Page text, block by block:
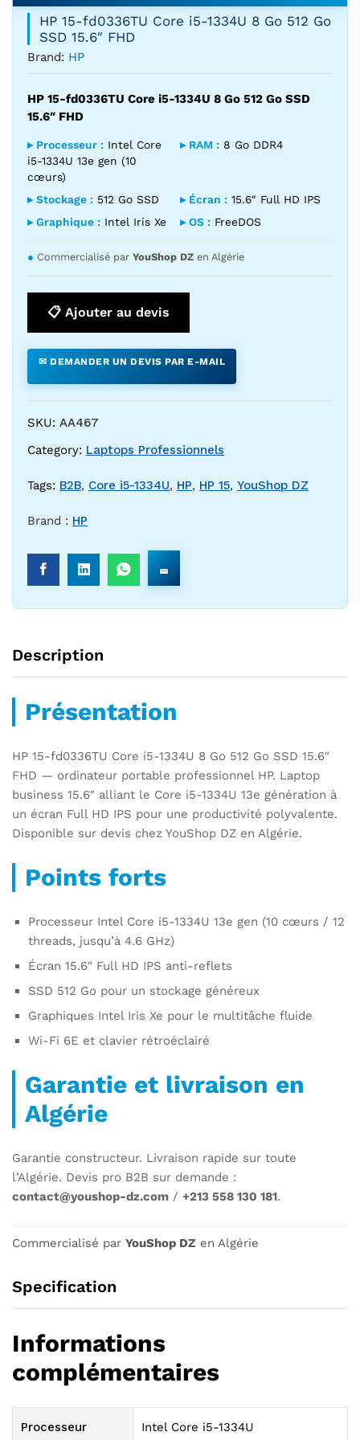
HP 15-fd0336TU Core i5-1334U 8 Go 512 Go
SSD 15.6″ FHD
Brand: HP
HP 15-fd0336TU Core i5-1334U 8 Go 512 Go SSD
15.6″ FHD
▸ Processeur : Intel Core
i5-1334U 13e gen (10
cœurs)
▸ RAM : 8 Go DDR4
▸ Stockage : 512 Go SSD ▸ Écran : 15.6″ Full HD IPS
▸ Graphique : Intel Iris Xe ▸ OS : FreeDOS
● Commercialisé par YouShop DZ en Algérie
📋 Ajouter au devis
✉ DEMANDER UN DEVIS PAR E-MAIL
SKU: AA467
Category: Laptops Professionnels
Tags: B2B, Core i5-1334U, HP, HP 15, YouShop DZ
Brand : HP
Description
Présentation
HP 15-fd0336TU Core i5-1334U 8 Go 512 Go SSD 15.6″
FHD — ordinateur portable professionnel HP. Laptop
business 15.6″ alliant le Core i5-1334U 13e génération à
un écran Full HD IPS pour une productivité polyvalente.
Disponible sur devis chez YouShop DZ en Algérie.
Points forts
Processeur Intel Core i5-1334U 13e gen (10 cœurs / 12
threads, jusqu’à 4.6 GHz)
Écran 15.6″ Full HD IPS anti-reflets
SSD 512 Go pour un stockage généreux
Graphiques Intel Iris Xe pour le multitâche fluide
Wi-Fi 6E et clavier rétroéclairé
Garantie et livraison en
Algérie
Garantie constructeur. Livraison rapide sur toute
l’Algérie. Devis pro B2B sur demande :
contact@youshop-dz.com / +213 558 130 181.
Commercialisé par YouShop DZ en Algérie
Specification
Informations
complémentaires
Processeur Intel Core i5-1334U